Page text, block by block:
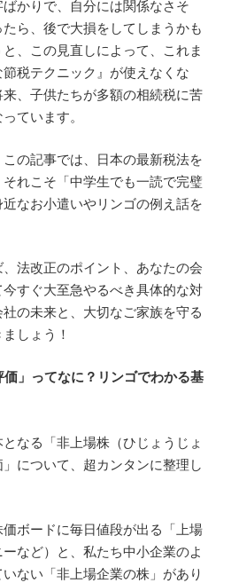
ばかりで、自分には関係なさそ
ら、後で大損をしてしまうかも
、この見直しによって、これま
税テクニック』が使えなくな
、子供たちが多額の相続税に苦
ています。
の記事では、日本の最新税法を
れこそ「中学生でも一読で完璧
なお小遣いやリンゴの例え話を
法改正のポイント、あなたの会
すぐ大至急やるべき具体的な対
の未来と、大切なご家族を守る
しょう！
」ってなに？リンゴでわかる基
なる「非上場株（ひじょうじょ
について、超カンタンに整理し
ボードに毎日値段が出る「上場
など）と、私たち中小企業のよ
ない「非上場企業の株」があり